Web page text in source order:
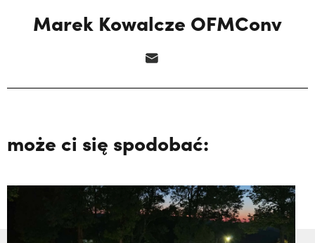
Marek Kowalcze OFMConv
może ci się spodobać: